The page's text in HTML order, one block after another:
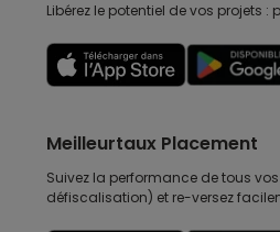
Libérez le potentiel de vos projets
Meilleurtaux Placement
Suivez la performance de tous
défiscalisation) et re-versez